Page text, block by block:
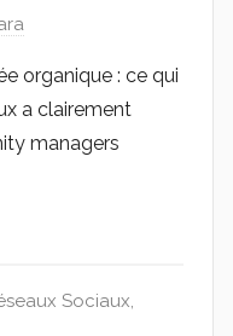
organique : ce qui
a clairement
managers
Sociaux,